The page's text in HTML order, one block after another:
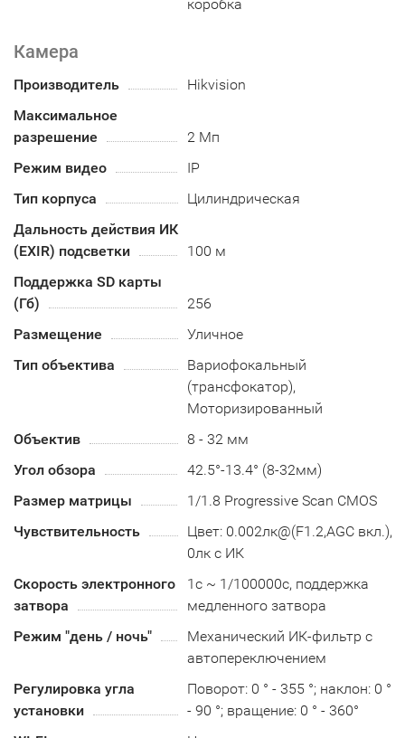
коробка
Камера
Производитель
Hikvision
Максимальное
разрешение
2 Мп
Режим видео
IP
Тип корпуса
Цилиндрическая
Дальность действия ИК
(EXIR) подсветки
100 м
Поддержка SD карты
(Гб)
256
Размещение
Уличное
Тип объектива
Вариофокальный
(трансфокатор),
Моторизированный
Объектив
8 - 32 мм
Угол обзора
42.5°-13.4° (8-32мм)
Размер матрицы
1/1.8 Progressive Scan CMOS
Чувствительность
Цвет: 0.002лк@(F1.2,AGC вкл.),
0лк с ИК
Скорость электронного
затвора
1с ~ 1/100000с, поддержка
медленного затвора
Режим "день / ночь"
Механический ИК-фильтр с
автопереключением
Регулировка угла
установки
Поворот: 0 ° - 355 °; наклон: 0 °
- 90 °; вращение: 0 ° - 360°